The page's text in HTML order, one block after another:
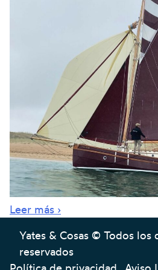
Leer más ›
Yates & Cosas © Todos los
reservados